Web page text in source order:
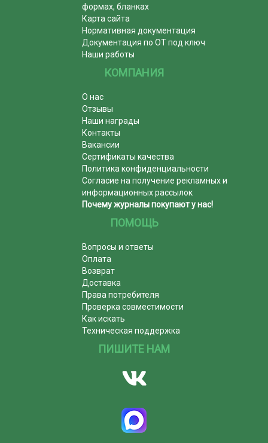
формах, бланках
Карта сайта
Нормативная документация
Документация по ОТ под ключ
Наши работы
КОМПАНИЯ
О нас
Отзывы
Наши награды
Контакты
Вакансии
Сертификаты качества
Политика конфиденциальности
Согласие на получение рекламных и
информационных рассылок
Почему журналы покупают у нас!
ПОМОЩЬ
Вопросы и ответы
Оплата
Возврат
Доставка
Права потребителя
Проверка совместимости
Как искать
Техническая поддержка
ПИШИТЕ НАМ